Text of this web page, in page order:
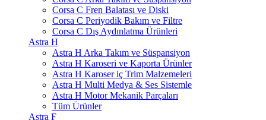
Corsa C Fren Balatası ve Diski
Corsa C Periyodik Bakım ve Filtre
Corsa C Dış Aydınlatma Ürünleri
Astra H
Astra H Arka Takım ve Süspansiyon
Astra H Karoseri ve Kaporta Ürünler
Astra H Karoser iç Trim Malzemeleri
Astra H Multi Medya & Ses Sistemle
Astra H Motor Mekanik Parçaları
Tüm Ürünler
Astra F